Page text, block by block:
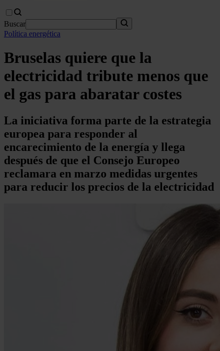
Buscar
Política energética
Bruselas quiere que la
electricidad tribute menos que
el gas para abaratar costes
La iniciativa forma parte de la estrategia
europea para responder al
encarecimiento de la energía y llega
después de que el Consejo Europeo
reclamara en marzo medidas urgentes
para reducir los precios de la electricidad